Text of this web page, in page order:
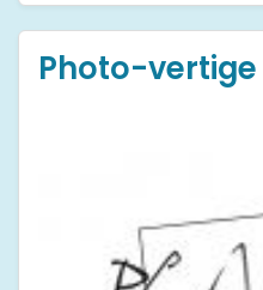
Photo-vertige